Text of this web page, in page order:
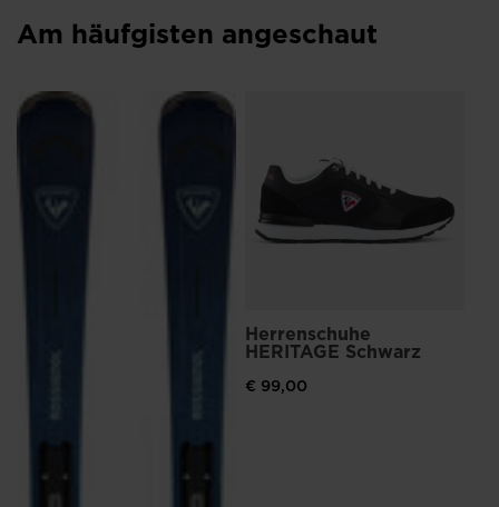
Am häufgisten angeschaut
Herrenschuhe
HERITAGE Schwarz
€ 99,00